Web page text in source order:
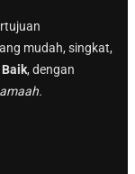
mudah, singkat,
, dengan